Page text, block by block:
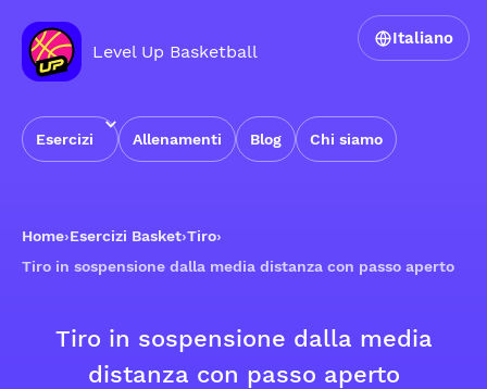
Level Up Basketball
Esercizi Allenamenti Blog Chi siamo
Italiano
Home›Esercizi Basket›Tiro›
Tiro in sospensione dalla media distanza con passo aperto
Tiro in sospensione dalla media
distanza con passo aperto